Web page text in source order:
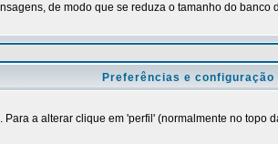
de modo que se reduza o tamanho do
Preferências e configuração
a alterar clique em 'perfil' (normalmente no